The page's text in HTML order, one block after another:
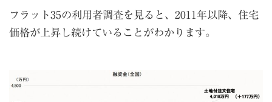
フラット35の利用者調査を見ると、2011年以降、住宅
価格が上昇し続けていることがわかります。